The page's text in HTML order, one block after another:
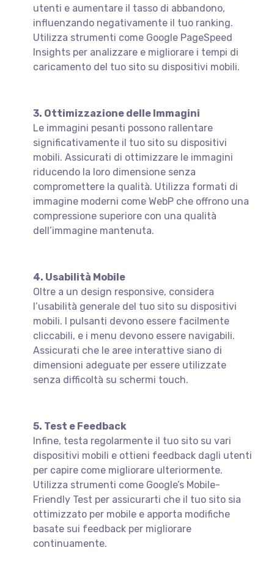
utenti e aumentare il tasso di abbandono,
influenzando negativamente il tuo ranking.
Utilizza strumenti come Google PageSpeed
Insights per analizzare e migliorare i tempi di
caricamento del tuo sito su dispositivi mobili.
3. Ottimizzazione delle Immagini
Le immagini pesanti possono rallentare
significativamente il tuo sito su dispositivi
mobili. Assicurati di ottimizzare le immagini
riducendo la loro dimensione senza
compromettere la qualità. Utilizza formati di
immagine moderni come WebP che offrono una
compressione superiore con una qualità
dell’immagine mantenuta.
4. Usabilità Mobile
Oltre a un design responsive, considera
l’usabilità generale del tuo sito su dispositivi
mobili. I pulsanti devono essere facilmente
cliccabili, e i menu devono essere navigabili.
Assicurati che le aree interattive siano di
dimensioni adeguate per essere utilizzate
senza difficoltà su schermi touch.
5. Test e Feedback
Infine, testa regolarmente il tuo sito su vari
dispositivi mobili e ottieni feedback dagli utenti
per capire come migliorare ulteriormente.
Utilizza strumenti come Google’s Mobile-
Friendly Test per assicurarti che il tuo sito sia
ottimizzato per mobile e apporta modifiche
basate sui feedback per migliorare
continuamente.